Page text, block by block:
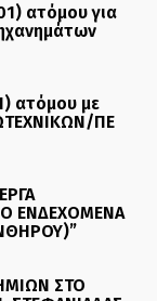
ατόμου για
ατόμου με
ΠΕ
ΕΝΔΕΧΟΜΕΝΑ
ΣΤΟ